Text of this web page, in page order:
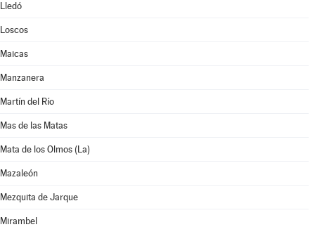
Lledó
Loscos
Maicas
Manzanera
Martín del Río
Mas de las Matas
Mata de los Olmos (La)
Mazaleón
Mezquita de Jarque
Mirambel